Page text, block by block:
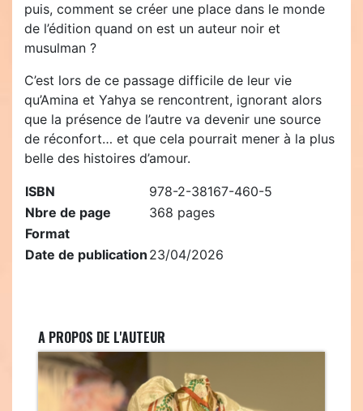
puis, comment se créer une place dans le monde
de l’édition quand on est un auteur noir et
musulman ?
C’est lors de ce passage difficile de leur vie
qu’Amina et Yahya se rencontrent, ignorant alors
que la présence de l’autre va devenir une source
de réconfort… et que cela pourrait mener à la plus
belle des histoires d’amour.
ISBN
978-2-38167-460-5
Nbre de page
368 pages
Format
Date de publication 23/04/2026
A PROPOS DE L'AUTEUR